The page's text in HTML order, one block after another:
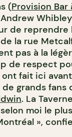
(Provision Bar
de reprendre
la rue
pas à la
de respect
fait ici
grands fans
. La
moi le
»,